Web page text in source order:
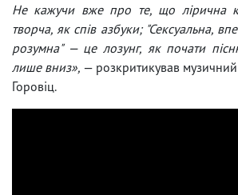
Не кажучи вже про те, що лірична
творча, як спів азбуки; "Сексуальна,
розумна" — це лозунг, як почати
лише вниз», — розкритикував
Горовіц.